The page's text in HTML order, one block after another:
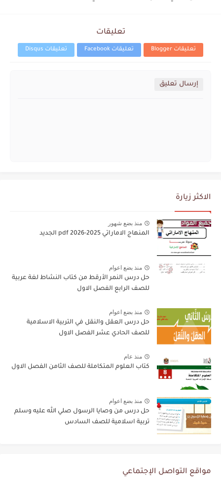
تعليقات
تعليقات Blogger تعليقات Facebook تعليقات Disqus
إرسال تعليق
الاكثر زيارة
منذ بضع شهور
المنهاج الاماراتي 2025-2026 pdf الجديد
منذ بضع اعوام
حل درس النمر الأرقط من كتاب النشاط لغة عربية
للصف الرابع الفصل الاول
منذ بضع اعوام
حل درس العقل والنقل في التربية الاسلامية
للصف الحادي عشر الفصل الاول
منذ عام
كتاب العلوم المتكاملة للصف الثامن الفصل الاول
منذ بضع اعوام
حل درس من وصايا الرسول صلي الله عليه وسلم
تربية اسلامية للصف السادس
مواقع التواصل الإجتماعي